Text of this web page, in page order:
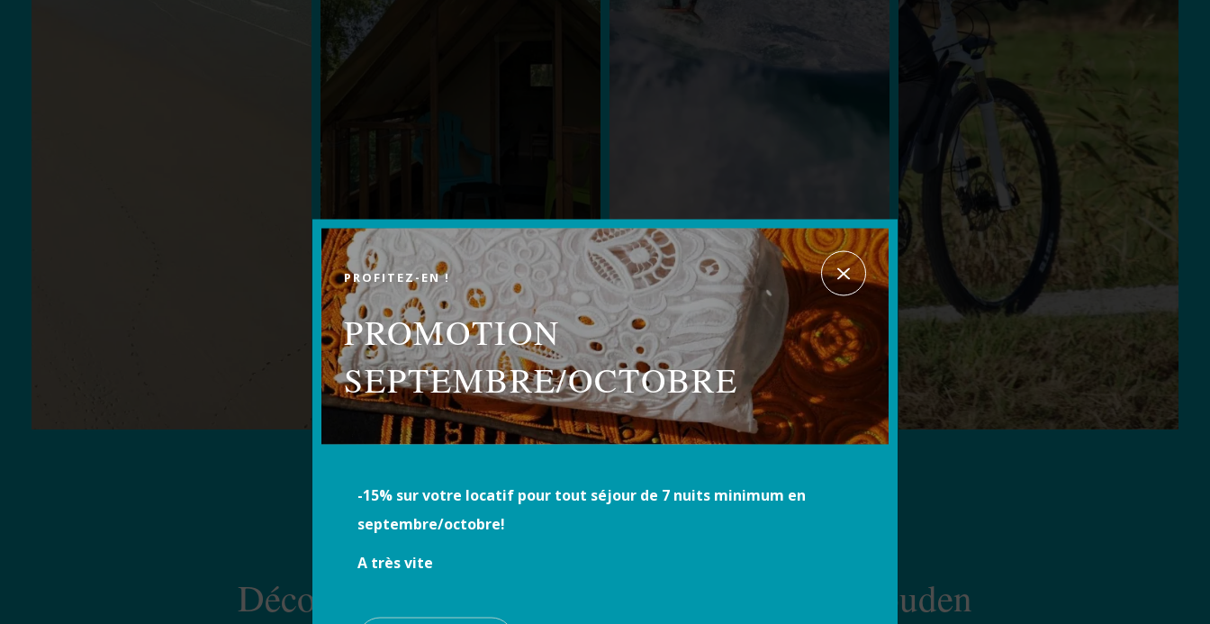
NOTRE CAMPING SÉJOURNER
Découvrez notre Camping dans le Pays Bigouden
PROFITEZ-EN !
PROMOTION
SEPTEMBRE/OCTOBRE
-15% sur votre locatif pour tout séjour de 7 nuits minimum en
septembre/octobre!
A très vite